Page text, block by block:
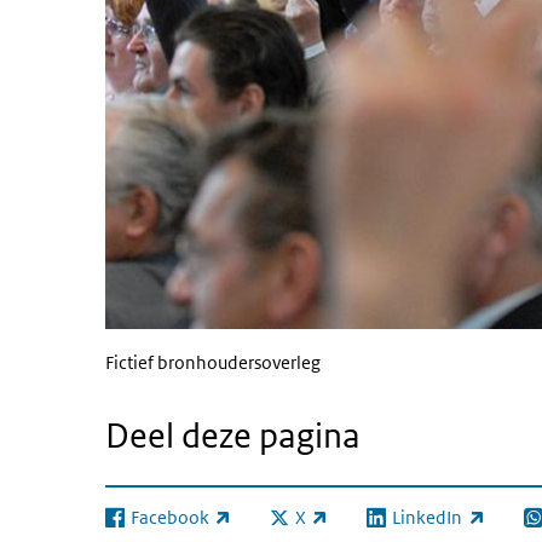
Fictief bronhoudersoverleg
Deel deze pagina
Facebook
(externe link) X
(externe link) LinkedIn
(externe link)